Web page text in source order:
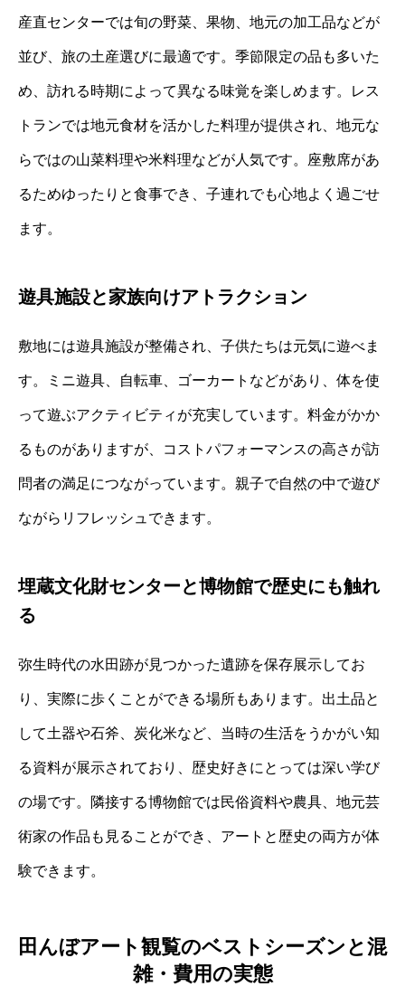
産直センターでは旬の野菜、果物、地元の加工品などが
並び、旅の土産選びに最適です。季節限定の品も多いた
め、訪れる時期によって異なる味覚を楽しめます。レス
トランでは地元食材を活かした料理が提供され、地元な
らではの山菜料理や米料理などが人気です。座敷席があ
るためゆったりと食事でき、子連れでも心地よく過ごせ
ます。
遊具施設と家族向けアトラクション
敷地には遊具施設が整備され、子供たちは元気に遊べま
す。ミニ遊具、自転車、ゴーカートなどがあり、体を使
って遊ぶアクティビティが充実しています。料金がかか
るものがありますが、コストパフォーマンスの高さが訪
問者の満足につながっています。親子で自然の中で遊び
ながらリフレッシュできます。
埋蔵文化財センターと博物館で歴史にも触れ
る
弥生時代の水田跡が見つかった遺跡を保存展示してお
り、実際に歩くことができる場所もあります。出土品と
して土器や石斧、炭化米など、当時の生活をうかがい知
る資料が展示されており、歴史好きにとっては深い学び
の場です。隣接する博物館では民俗資料や農具、地元芸
術家の作品も見ることができ、アートと歴史の両方が体
験できます。
田んぼアート観覧のベストシーズンと混
雑・費用の実態